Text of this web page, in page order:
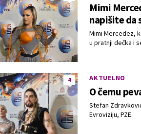
Mimi
napišite da
Mimi Mercedez,
u pratnji dečka i
4 AKTUELNO
O čemu
Stefan
Evroviziju, PZE.